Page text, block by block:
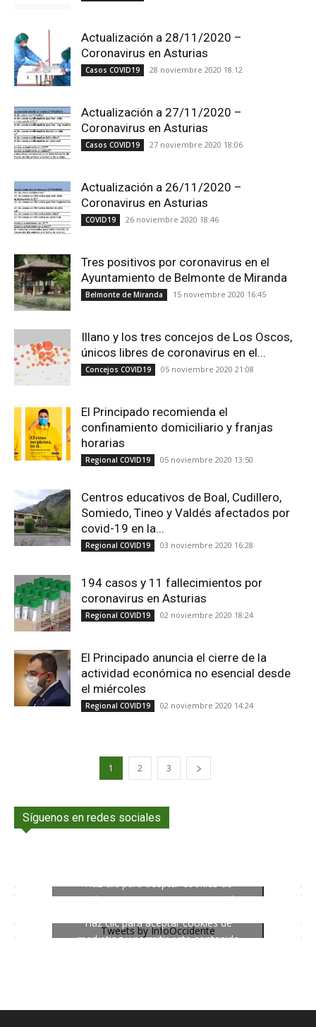
Actualización a 28/11/2020 –
Coronavirus en Asturias
Casos COVID19 28 noviembre 2020 18:12
Actualización a 27/11/2020 –
Coronavirus en Asturias
Casos COVID19 27 noviembre 2020 18:06
Actualización a 26/11/2020 –
Coronavirus en Asturias
COVID19 26 noviembre 2020 18:46
Tres positivos por coronavirus en el
Ayuntamiento de Belmonte de Miranda
Belmonte de Miranda 15 noviembre 2020 16:45
Illano y los tres concejos de Los Oscos,
únicos libres de coronavirus en el...
Concejos COVID19 05 noviembre 2020 21:08
El Principado recomienda el
confinamiento domiciliario y franjas
horarias
Regional COVID19 05 noviembre 2020 13:50
Centros educativos de Boal, Cudillero,
Somiedo, Tineo y Valdés afectados por
covid-19 en la...
Regional COVID19 03 noviembre 2020 16:28
194 casos y 11 fallecimientos por
coronavirus en Asturias
Regional COVID19 02 noviembre 2020 18:24
El Principado anuncia el cierre de la
actividad económica no esencial desde
el miércoles
Regional COVID19 02 noviembre 2020 14:24
1 2 3
Síguenos en redes sociales
Haz clic para aceptar cookies de
marketing y permitir este contenido
Tweets by InfoOccidente
Haz clic para aceptar cookies de
marketing y permitir este contenido